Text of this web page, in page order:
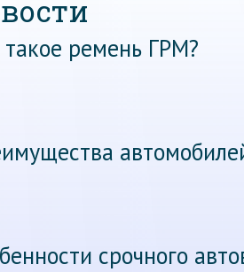
такое ремень ГРМ?
срочного